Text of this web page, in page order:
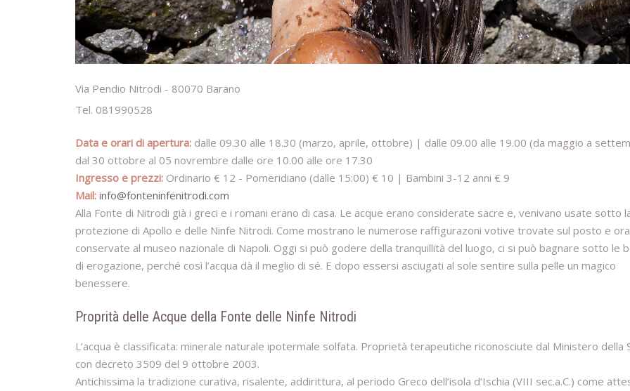
Via Pendio Nitrodi - 80070 Barano
Tel. 081990528
Data e orari di apertura: dalle 09.30 alle 18.30 (marzo, aprile, ottobre) | dalle 09.00 alle 19.00 (da maggio a
dal 30 ottobre al 05 novrembre dalle ore 10.00 alle ore 17.30
Ingresso e prezzi: Ordinario € 12 - Pomeridiano (dalle 15:00) € 10 | Bambini 3-12 anni € 9
Mail: info@fonteninfenitrodi.com
Alla Fonte di Nitrodi già i greci e i romani erano di casa. Le acque erano considerate sacre e, venivano usate sotto
protezione di Apollo e delle Ninfe Nitrodi. Come mostrano le numerose raffigurazoni votive trovate sul posto e ora
conservate al museo nazionale di Napoli. Oggi si può godere della tranquillità del luogo, ci si può bagnare sotto le
di erogazione, perché così l’acqua dà il meglio di sé. E dopo essersi asciugati al sole sentire sulla pelle un magico
benessere.
Proprità delle Acque della Fonte delle Ninfe Nitrodi
L’acqua è classificata: minerale naturale ipotermale solfata. Proprietà terapeutiche riconosciute dal Ministero della
con decreto 3509 del 9 ottobre 2003.
Antichissima la tradizione curativa, risalente, addirittura, al periodo Greco dell’isola d’Ischia (VIII sec.a.C.) come